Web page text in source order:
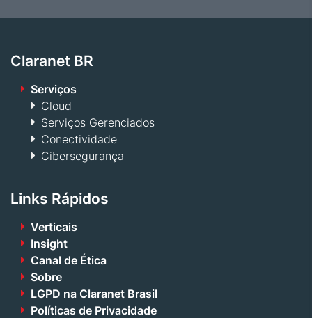
Claranet BR
Serviços
Cloud
Serviços Gerenciados
Conectividade
Cibersegurança
Links Rápidos
Verticais
Insight
Canal de Ética
Sobre
LGPD na Claranet Brasil
Políticas de Privacidade